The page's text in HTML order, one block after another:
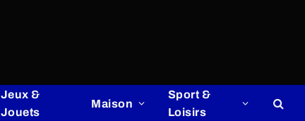
Jeux &
Jouets
Maison
Sport &
Loisirs